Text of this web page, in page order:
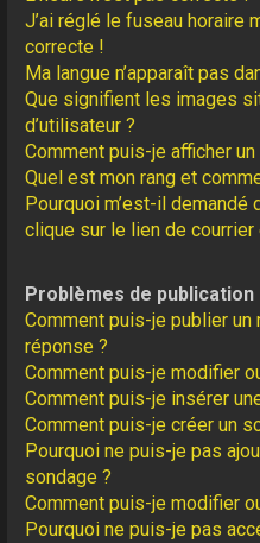
J’ai réglé le fuseau horaire
correcte !
Ma langue n’apparaît pas
Que signifient les images
d’utilisateur ?
Comment puis-je afficher un
Quel est mon rang et
Pourquoi m’est-il
clique sur le lien de courrier
Problèmes de publication
Comment puis-je publier un
réponse ?
Comment puis-je modifier
Comment puis-je insérer
Comment puis-je créer un
Pourquoi ne puis-je pas
sondage ?
Comment puis-je modifier
Pourquoi ne puis-je pas